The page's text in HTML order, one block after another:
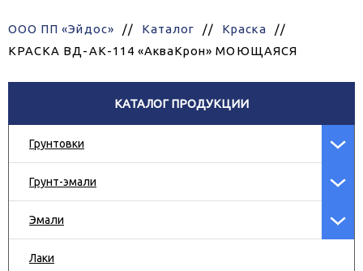
ООО ПП «Эйдос» // Каталог // Краска
//
КРАСКА ВД-АК-114 «АкваКрон» МОЮЩАЯСЯ
КАТАЛОГ ПРОДУКЦИИ
Грунтовки
Грунт-эмали
Эмали
Лаки